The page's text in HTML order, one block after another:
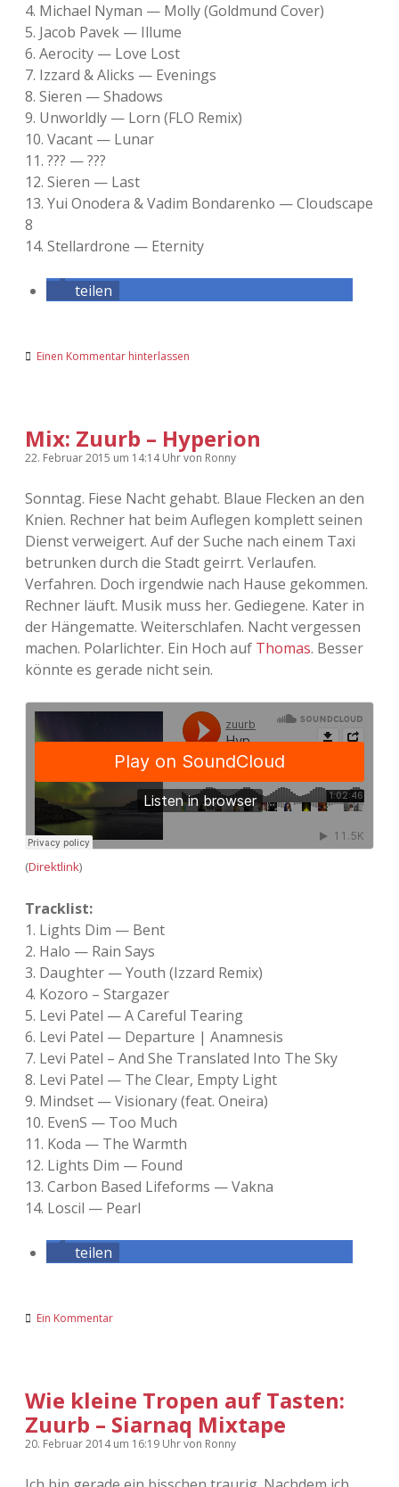
4. Michael Nyman — Molly (Goldmund Cover)
5. Jacob Pavek — Illume
6. Aerocity — Love Lost
7. Izzard & Alicks — Evenings
8. Sieren — Shadows
9. Unworldly — Lorn (FLO Remix)
10. Vacant — Lunar
11. ??? — ???
12. Sieren — Last
13. Yui Onodera & Vadim Bondarenko — Cloudscape
8
14. Stellardrone — Eternity
teilen
Einen Kommentar hinterlassen
Mix: Zuurb – Hyperion
22. Februar 2015 um 14:14 Uhrvon Ronny
Sonntag. Fiese Nacht gehabt. Blaue Flecken an den
Knien. Rechner hat beim Auflegen komplett seinen
Dienst verweigert. Auf der Suche nach einem Taxi
betrunken durch die Stadt geirrt. Verlaufen.
Verfahren. Doch irgendwie nach Hause gekommen.
Rechner läuft. Musik muss her. Gediegene. Kater in
der Hängematte. Weiterschlafen. Nacht vergessen
machen. Polarlichter. Ein Hoch auf Thomas. Besser
könnte es gerade nicht sein.
(Direktlink)
Tracklist:
1. Lights Dim — Bent
2. Halo — Rain Says
3. Daughter — Youth (Izzard Remix)
4. Kozoro – Star­ga­zer
5. Levi Patel — A Care­ful Tearing
6. Levi Patel — Depar­ture | Ana­mne­sis
7. Levi Patel – And She Trans­la­ted Into The Sky
8. Levi Patel — The Clear, Empty Light
9. Mind­set — Visio­nary (feat. Oneira)
10. EvenS — Too Much
11. Koda — The Warmth
12. Lights Dim — Found
13. Car­bon Based Life­forms — Vakna
14. Loscil — Pearl
teilen
Ein Kommentar
Wie kleine Tropen auf Tasten:
Zuurb – Siarnaq Mixtape
20. Februar 2014um 16:19 Uhrvon Ronny